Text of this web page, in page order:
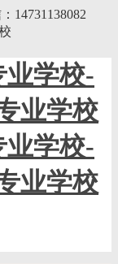
14731138082